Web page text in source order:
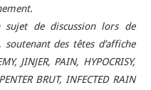
sujet de discussion lors de
des têtes d’affiche
JINJER, PAIN, HYPOCRISY,
BRUT, INFECTED RAIN